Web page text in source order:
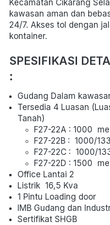
Kecamatan Cikarang
kawasan aman dan
24/7. Akses tol dengan
kontainer.
SPESIFIKASI
:
Gudang Dalam
Tersedia 4 Luasan
Tanah)
F27-22A : 1000
F27-22B : 1000/
F27-22C : 1000/
F27-22D : 1500
Office Lantai 2
Listrik 16,5 Kva
1 Pintu Loading door
IMB Gudang dan
Sertifikat SHGB